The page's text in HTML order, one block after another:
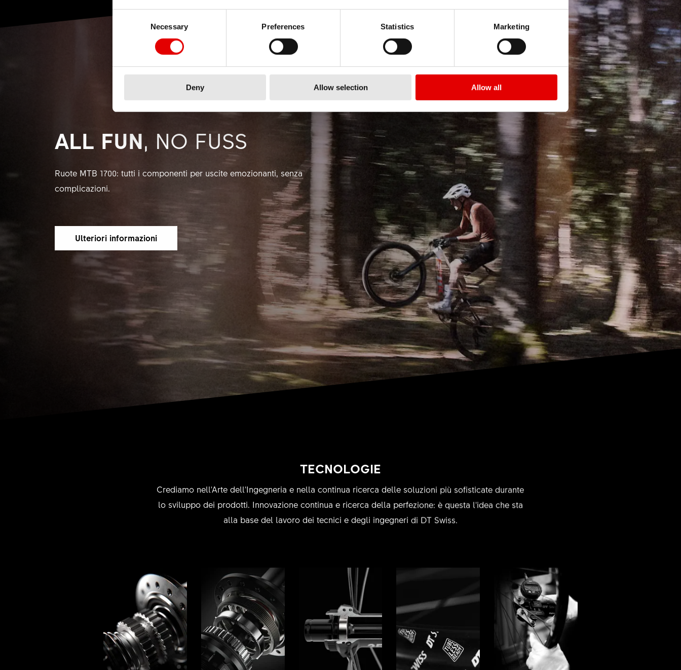
Consent Selection
Necessary
Preferences Statistics Marketing
Deny Allow selection Allow all
ALL FUN, NO FUSS
Ruote MTB 1700: tutti i componenti per uscite emozionanti, senza
complicazioni.
Ulteriori informazioni
TECNOLOGIE
Crediamo nell'Arte dell'Ingegneria e nella continua ricerca delle soluzioni più sofisticate durante
lo sviluppo dei prodotti. Innovazione continua e ricerca della perfezione: è questa l'idea che sta
alla base del lavoro dei tecnici e degli ingegneri di DT Swiss.